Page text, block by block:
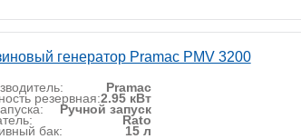
генератор Pramac PMV 3200
Pramac
резервная:2.95 кВт
Ручной запуск
Rato
бак: 15 л